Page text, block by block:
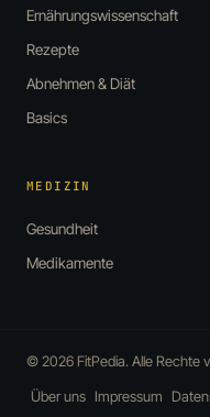
Ernährungswissenschaft
Rezepte
Abnehmen & Diät
Basics
MEDIZIN
Gesundheit
Medikamente
© 2026 FitPedia. Alle Rechte
Über uns Impressum